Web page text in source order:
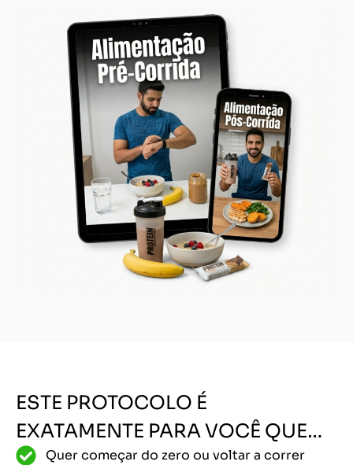
ESTE PROTOCOLO É
EXATAMENTE PARA VOCÊ QUE…
Quer começar do zero ou voltar a correr